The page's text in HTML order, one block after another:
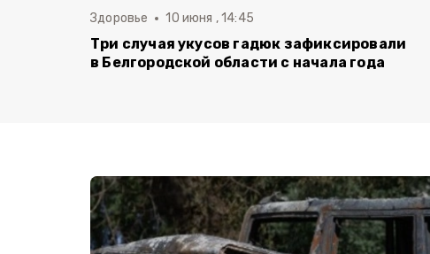
Здоровье 10 июня , 14:45
Три случая укусов гадюк зафиксировали
в Белгородской области с начала года